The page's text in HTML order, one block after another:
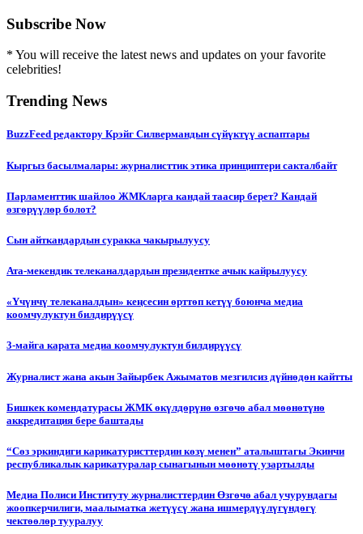
Subscribe Now
* You will receive the latest news and updates on your favorite
celebrities!
Trending News
BuzzFeed редактору Крэйг Силвермандын сүйүктүү аспаптары
Кыргыз басылмалары: журналисттик этика принциптери сакталбайт
Парламенттик шайлоо ЖМКларга кандай таасир берет? Кандай
өзгөрүүлөр болот?
Сын айткандардын суракка чакырылуусу
Ата-мекендик телеканалдардын президентке ачык кайрылуусу
«Үчүнчү телеканалдын» кеңсесин өрттөп кетүү боюнча медиа
коомчулуктун билдирүүсү
3-майга карата медиа коомчулуктун билдирүүсү
Журналист жана акын Зайырбек Ажыматов мезгилсиз дүйнөдөн кайтты
Бишкек комендатурасы ЖМК өкүлдөрүнө өзгөчө абал мөөнөтүнө
аккредитация бере баштады
“Сөз эркиндиги карикатуристтердин көзү менен” аталыштагы Экинчи
республикалык карикатуралар сынагынын мөөнөтү узартылды
Медиа Полиси Институту журналисттердин Өзгөчө абал учурундагы
жоопкерчилиги, маалыматка жетүүсү жана ишмердүүлүгүндөгү
чектөөлөр тууралуу